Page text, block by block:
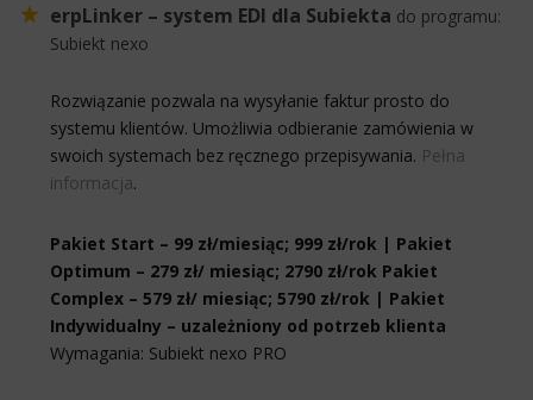
erpLinker – system EDI dla Subiekta do programu:
Subiekt nexo
Rozwiązanie pozwala na wysyłanie faktur prosto do
systemu klientów. Umożliwia odbieranie zamówienia w
swoich systemach bez ręcznego przepisywania. Pełna
informacja.
Pakiet Start – 99 zł/miesiąc; 999 zł/rok | Pakiet
Optimum – 279 zł/ miesiąc; 2790 zł/rok Pakiet
Complex – 579 zł/ miesiąc; 5790 zł/rok | Pakiet
Indywidualny – uzależniony od potrzeb klienta
Wymagania: Subiekt nexo PRO